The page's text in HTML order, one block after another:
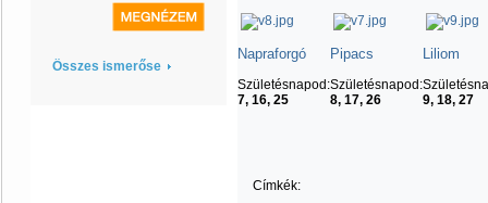
Összes ismerőse
Napraforgó
Születésnapod:
7, 16, 25
Pipacs
Születésnapod:
8, 17, 26
Liliom
9, 18, 27
Címkék: